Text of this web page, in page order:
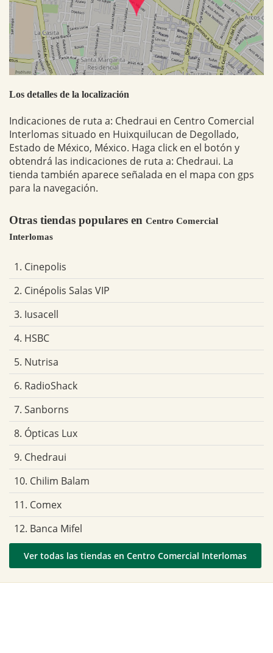
Los detalles de la localización
Indicaciones de ruta a: Chedraui en Centro Comercial
Interlomas situado en Huixquilucan de Degollado,
Estado de México, México. Haga click en el botón y
obtendrá las indicaciones de ruta a: Chedraui. La
tienda también aparece señalada en el mapa con gps
para la navegación.
Otras tiendas populares en Centro Comercial
Interlomas
1. Cinepolis
2. Cinépolis Salas VIP
3. Iusacell
4. HSBC
5. Nutrisa
6. RadioShack
7. Sanborns
8. Ópticas Lux
9. Chedraui
10. Chilim Balam
11. Comex
12. Banca Mifel
Ver todas las tiendas en Centro Comercial Interlomas